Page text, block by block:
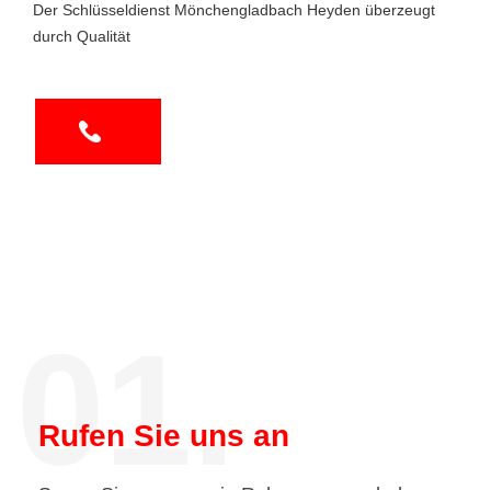
Der Schlüsseldienst Mönchengladbach Heyden überzeugt
durch Qualität
01.
Rufen Sie uns an